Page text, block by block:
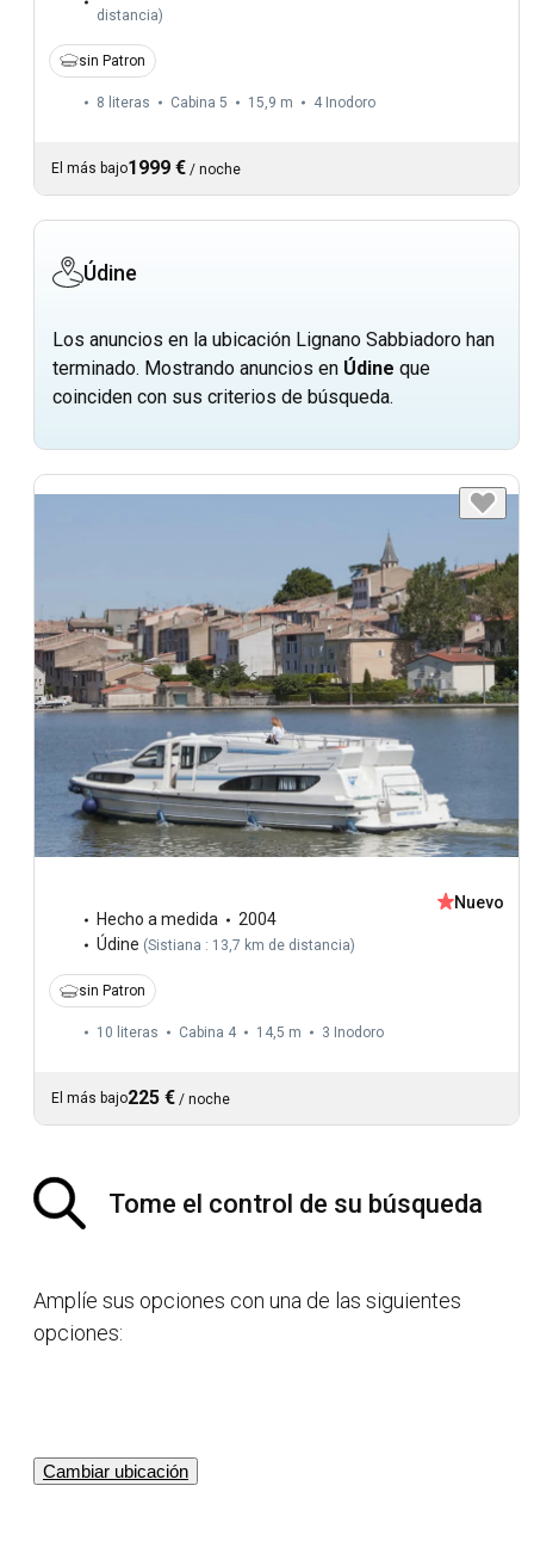
distancia)
sin Patron
8 literas Cabina 5 15,9 m 4 Inodoro
El más bajo1999 € / noche
Údine
Los anuncios en la ubicación Lignano Sabbiadoro han
terminado. Mostrando anuncios en Údine que
coinciden con sus criterios de búsqueda.
Hecho a medida
2004
Údine (Sistiana : 13,7 km de distancia)
Nuevo
sin Patron
10 literas Cabina 4 14,5 m 3 Inodoro
El más bajo225 € / noche
Tome el control de su búsqueda
Amplíe sus opciones con una de las siguientes
opciones:
Cambiar ubicación